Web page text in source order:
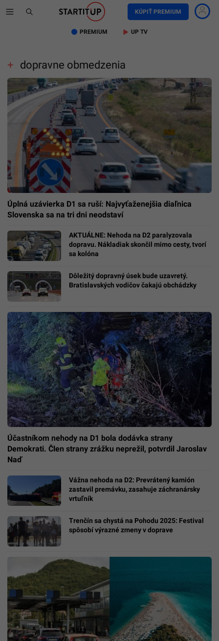
KÚPIŤ PREMIUM
PREMIUM UP TV
dopravne obmedzenia
Úplná uzávierka D1 sa ruší: Najvyťaženejšia diaľnica
Slovenska sa na tri dni neodstaví
AKTUÁLNE: Nehoda na D2 paralyzovala
dopravu. Nákladiak skončil mimo cesty, tvorí
sa kolóna
Dôležitý dopravný úsek bude uzavretý.
Bratislavských vodičov čakajú obchádzky
Účastníkom nehody na D1 bola dodávka strany
Demokrati. Člen strany zrážku neprežil, potvrdil Jaroslav
Naď
Vážna nehoda na D2: Prevrátený kamión
zastavil premávku, zasahuje záchranársky
vrtuľník
Trenčín sa chystá na Pohodu 2025: Festival
spôsobí výrazné zmeny v doprave